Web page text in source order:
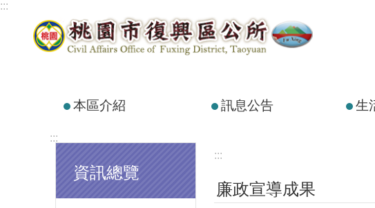
跳到主要內容區塊
:::
本區介紹 訊息公告 生
:::
資訊總覽
:::
廉政宣導成果